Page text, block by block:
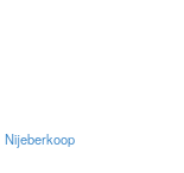
Nijeberkoop